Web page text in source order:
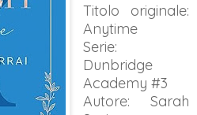
Titolo originale:
Anytime
Serie:
Dunbridge
Academy #3
Autore: Sarah